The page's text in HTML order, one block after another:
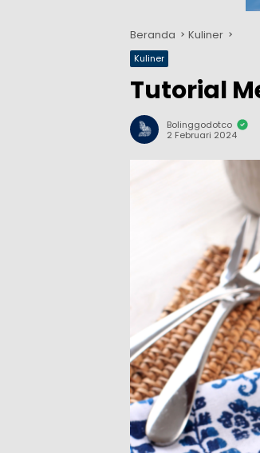
Beranda Kuliner
Kuliner
Tutorial
Bolinggodotco
2 Februari 2024